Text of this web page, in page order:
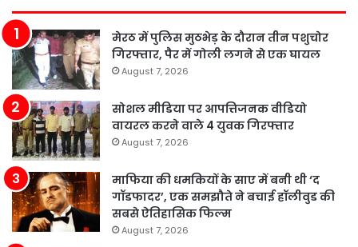
मेरठ में पुलिस मुठभेड़ के दौरान तीन पशुचोर
गिरफ्तार, पैर में गोली लगने से एक घायल
August 7, 2026
सोशल मीडिया पर आपत्तिजनक वीडियो
वायरल करने वाले 4 युवक गिरफ्तार
August 7, 2026
माफिया की धमकियों के साए में बनी थी ‘द
गॉडफादर’, एक समझौते ने बचाई हॉलीवुड की
सबसे ऐतिहासिक फिल्म
August 7, 2026